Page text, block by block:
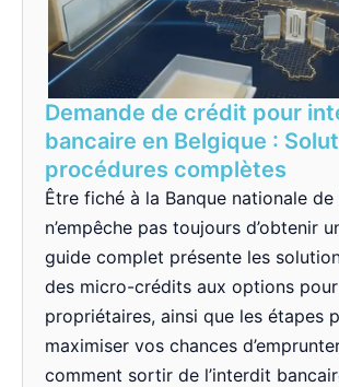
Demande de crédit pour
bancaire en Belgique :
procédures complètes
Être fiché à la Banque nationale de
n’empêche pas toujours d’obtenir
guide complet présente les
des micro-crédits aux options pour
propriétaires, ainsi que les étapes
maximiser vos chances
comment sortir de l’interdit